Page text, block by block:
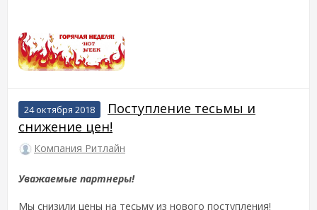
24 октября 2018
Поступление тесьмы и
снижение цен!
Компания Ритлайн
Уважаемые партнеры!
Мы снизили цены на тесьму из нового поступления!